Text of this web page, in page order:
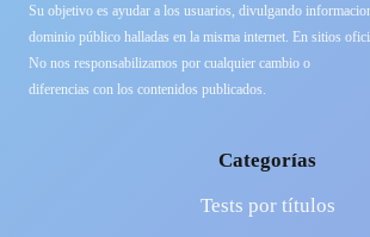
Su objetivo es ayudar a los usuarios, divulgando
dominio público halladas en la misma internet. En sitios
No nos responsabilizamos por cualquier cambio o
diferencias con los contenidos publicados.
Categorías
Tests por títulos